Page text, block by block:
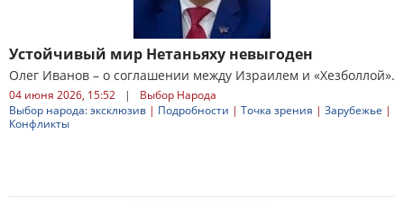
Устойчивый мир Нетаньяху невыгоден
Олег Иванов – о соглашении между Израилем и «Хезболлой».
04 июня 2026, 15:52 |
Выбор Народа
Выбор народа: эксклюзив | Подробности | Точка зрения | Зарубежье |
Конфликты